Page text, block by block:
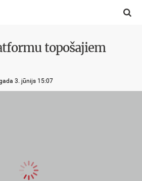

topošajiem
3. jūnijs 15:07